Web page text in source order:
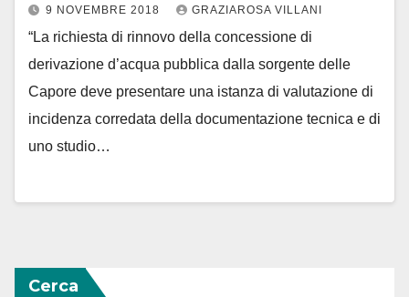
9 NOVEMBRE 2018 GRAZIAROSA VILLANI
“La richiesta di rinnovo della concessione di
derivazione d’acqua pubblica dalla sorgente delle
Capore deve presentare una istanza di valutazione di
incidenza corredata della documentazione tecnica e di
uno studio…
Cerca